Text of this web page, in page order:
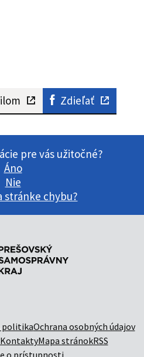
Zdieľať
pre vás užitočné?
Áno
Nie
stránke chybu?
politikaOchrana osobných údajov
KontaktyMapa stránokRSS
o prístupnosti